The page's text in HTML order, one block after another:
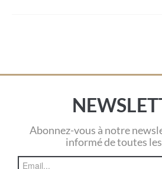
Abonnez-vous à notre
informé de toutes